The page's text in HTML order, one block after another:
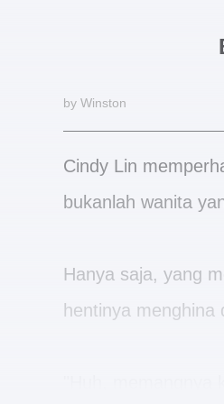
by Winston
Cindy Lin
bukanlah wanita
Hanya saja, yang
hentinya menghina